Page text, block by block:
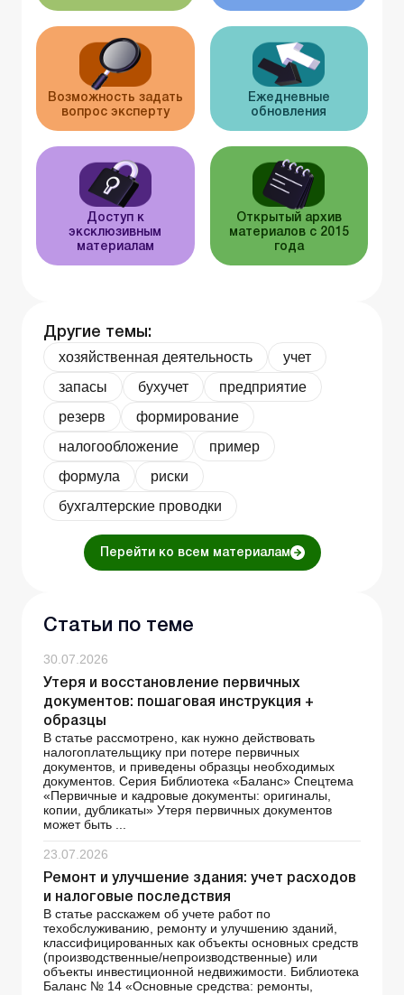
Возможность задать
вопрос эксперту
Ежедневные
обновления
Доступ к
эксклюзивным
материалам
Открытый архив
материалов с 2015
года
Другие темы:
хозяйственная деятельность
учет
запасы
бухучет
предприятие
резерв
формирование
налогообложение
пример
формула
риски
бухгалтерские проводки
Перейти ко всем материалам
Статьи по теме
30.07.2026
Утеря и восстановление первичных
документов: пошаговая инструкция +
образцы
В статье рассмотрено, как нужно действовать
налогоплательщику при потере первичных
документов, и приведены образцы необходимых
документов. Серия Библиотека «Баланс» Спецтема
«Первичные и кадровые документы: оригиналы,
копии, дубликаты» Утеря первичных документов
может быть ...
23.07.2026
Ремонт и улучшение здания: учет расходов
и налоговые последствия
В статье расскажем об учете работ по
техобслуживанию, ремонту и улучшению зданий,
классифицированных как объекты основных средств
(производственные/непроизводственные) или
объекты инвестиционной недвижимости. Библиотека
Баланс № 14 «Основные средства: ремонты,